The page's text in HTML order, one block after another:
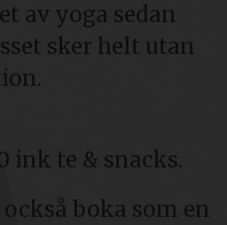
av yoga sedan
sker helt utan
ink te & snacks.
boka som en